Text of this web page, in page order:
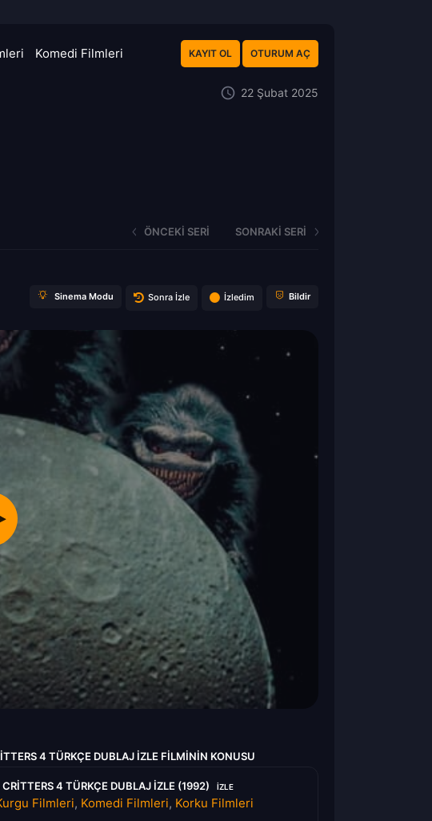
Komedi Filmleri KAYIT OL OTURUM AÇ
22 Şubat 2025
ÖNCEKI SERI SONRAKI SERI
Sinema Modu Sonra İzle İzledim Bildir
4 TÜRKÇE DUBLAJ IZLE FILMININ KONUSU
4 TÜRKÇE DUBLAJ IZLE (1992) IZLE
Filmleri, Komedi Filmleri, Korku Filmleri